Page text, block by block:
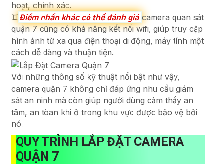
hoạt, chính xác.
♊ Điểm nhấn khác có thể đánh giá camera quan sát
quận 7 cũng có khả năng kết nối wifi, giúp truy cập
hình ảnh từ xa qua điện thoại di động, máy tính một
cách dễ dàng và thuận tiện.
Với những thông số kỹ thuật nổi bật như vậy,
camera quận 7 không chỉ đáp ứng nhu cầu giám
sát an ninh mà còn giúp người dùng cảm thấy an
tâm, an tòan khi ở trong khu vực được bảo vệ bởi
nó.
QUY TRÌNH LẮP ĐẶT CAMERA
QUẬN 7